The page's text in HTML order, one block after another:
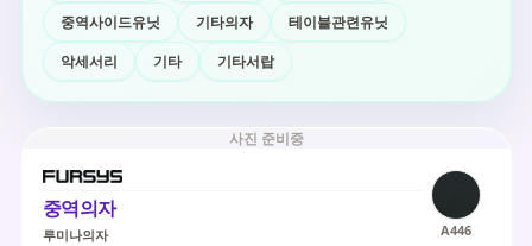
중역사이드유닛
기타의자
테이블관련유닛
악세서리
기타 기타서랍
사진 준비중
중역의자
루미나의자 A446